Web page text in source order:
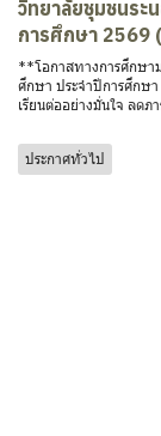
วิทยาลัยชุมชนระ
การศึกษา 2569
**โอกาสทางการศึกษา
ศึกษา ประจำปีการศึกษ
เรียนต่ออย่างมั่นใจ ลดภ
ประกาศทั่วไป